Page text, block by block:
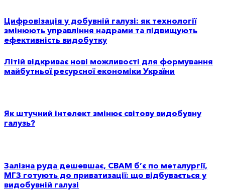
Цифровізація у добувній галузі: як технології
змінюють управління надрами та підвищують
ефективність видобутку
Літій відкриває нові можливості для формування
майбутньої ресурсної економіки України
Як штучний інтелект змінює світову видобувну
галузь?
Залізна руда дешевшає, CBAM б’є по металургії,
МГЗ готують до приватизації: що відбувається у
видобувній галузі